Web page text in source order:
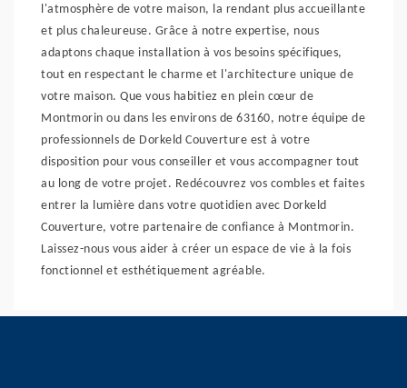
l'atmosphère de votre maison, la rendant plus accueillante
et plus chaleureuse. Grâce à notre expertise, nous
adaptons chaque installation à vos besoins spécifiques,
tout en respectant le charme et l'architecture unique de
votre maison. Que vous habitiez en plein cœur de
Montmorin ou dans les environs de 63160, notre équipe de
professionnels de Dorkeld Couverture est à votre
disposition pour vous conseiller et vous accompagner tout
au long de votre projet. Redécouvrez vos combles et faites
entrer la lumière dans votre quotidien avec Dorkeld
Couverture, votre partenaire de confiance à Montmorin.
Laissez-nous vous aider à créer un espace de vie à la fois
fonctionnel et esthétiquement agréable.